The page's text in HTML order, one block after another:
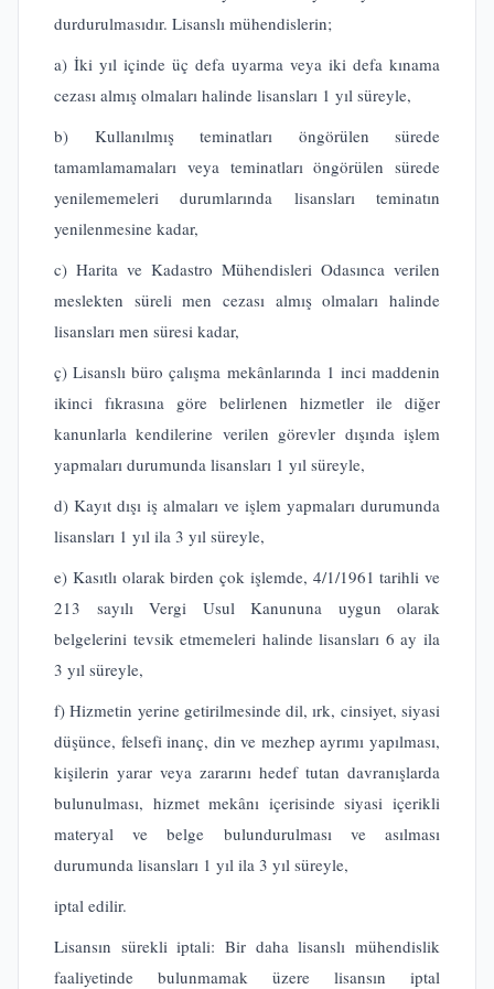
durdurulmasıdır. Lisanslı mühendislerin;
a) İki yıl içinde üç defa uyarma veya iki defa kınama
cezası almış olmaları halinde lisansları 1 yıl süreyle,
b) Kullanılmış teminatları öngörülen sürede
tamamlamamaları veya teminatları öngörülen sürede
yenilememeleri durumlarında lisansları teminatın
yenilenmesine kadar,
c) Harita ve Kadastro Mühendisleri Odasınca verilen
meslekten süreli men cezası almış olmaları halinde
lisansları men süresi kadar,
ç) Lisanslı büro çalışma mekânlarında 1 inci maddenin
ikinci fıkrasına göre belirlenen hizmetler ile diğer
kanunlarla kendilerine verilen görevler dışında işlem
yapmaları durumunda lisansları 1 yıl süreyle,
d) Kayıt dışı iş almaları ve işlem yapmaları durumunda
lisansları 1 yıl ila 3 yıl süreyle,
e) Kasıtlı olarak birden çok işlemde, 4/1/1961 tarihli ve
213 sayılı Vergi Usul Kanununa uygun olarak
belgelerini tevsik etmemeleri halinde lisansları 6 ay ila
3 yıl süreyle,
f) Hizmetin yerine getirilmesinde dil, ırk, cinsiyet, siyasi
düşünce, felsefi inanç, din ve mezhep ayrımı yapılması,
kişilerin yarar veya zararını hedef tutan davranışlarda
bulunulması, hizmet mekânı içerisinde siyasi içerikli
materyal ve belge bulundurulması ve asılması
durumunda lisansları 1 yıl ila 3 yıl süreyle,
iptal edilir.
Lisansın sürekli iptali: Bir daha lisanslı mühendislik
faaliyetinde bulunmamak üzere lisansın iptal